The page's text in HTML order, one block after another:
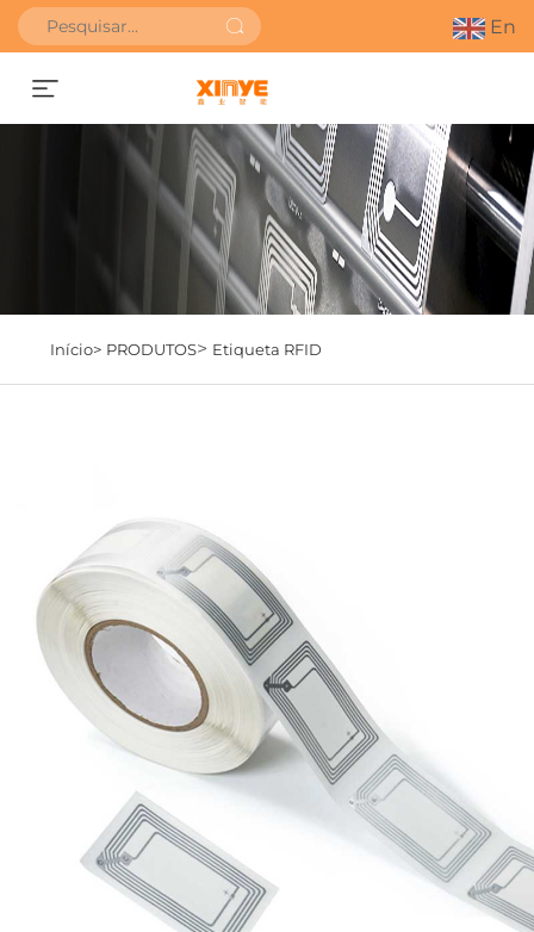
En
SOLICITAR ORÇAMENTO
Início> PRODUTOS> Etiqueta RFID